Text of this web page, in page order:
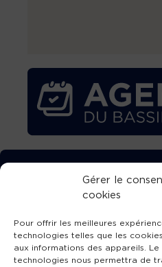
Gérer le
cookies
Pour offrir les meilleures
technologies telles que les
aux informations des appareils.
technologies nous permettra de
TÉLÉCHARGEZ